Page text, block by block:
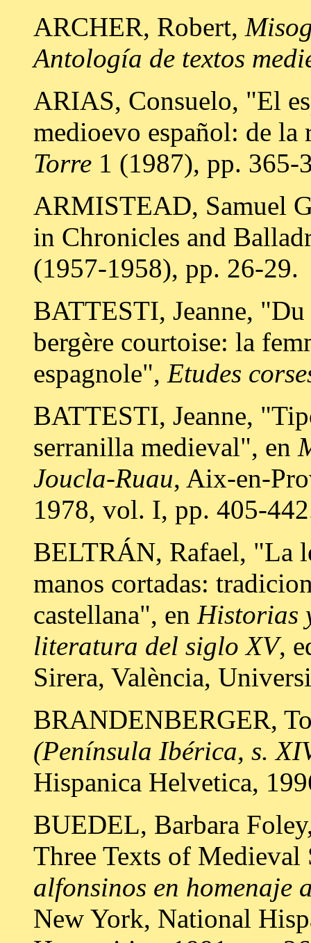
ARCHER, Robert,
Antología de textos
ARIAS, Consuelo, "El
medioevo español: de
Torre 1 (1987), pp. 365-
ARMISTEAD, Samuel
in Chronicles and
(1957-1958), pp. 26-29.
BATTESTI, Jeanne, "Du
bergère courtoise: la
espagnole", Etudes
BATTESTI, Jeanne,
serranilla medieval", en
Joucla-Ruau, Aix-en-
1978, vol. I, pp. 405-
BELTRÁN, Rafael, "La
manos cortadas:
castellana", en Historias
literatura del siglo XV,
Sirera, València,
BRANDENBERGER,
(Península Ibérica, s.
Hispanica Helvetica,
BUEDEL, Barbara
Three Texts of
alfonsinos en homenaje
New York, National